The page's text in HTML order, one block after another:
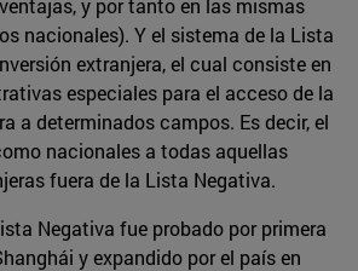
y por tanto en las mismas
nacionales). Y el sistema de la Lista
extranjera, el cual consiste en
especiales para el acceso de la
a determinados campos. Es decir, el
nacionales a todas aquellas
fuera de la Lista Negativa.
Negativa fue probado por primera
y expandido por el país en